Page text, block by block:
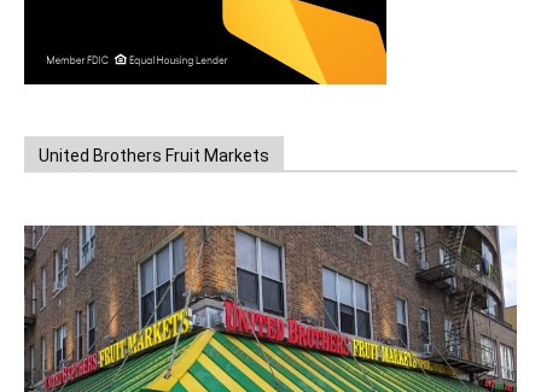
United Brothers Fruit Markets